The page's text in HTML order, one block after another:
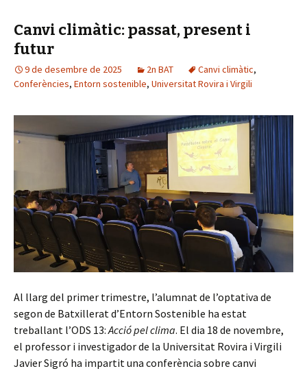
Canvi climàtic: passat, present i
futur
9 de desembre de 2025 2n BAT Canvi climàtic,
Conferències, Entorn sostenible, Universitat Rovira i Virgili
Al llarg del primer trimestre, l’alumnat de l’optativa de
segon de Batxillerat d’Entorn Sostenible ha estat
treballant l’ODS 13:Acció pel clima. El dia 18 de novembre,
el professor i investigador de la Universitat Rovira i Virgili
Javier Sigró ha impartit una conferència sobre canvi